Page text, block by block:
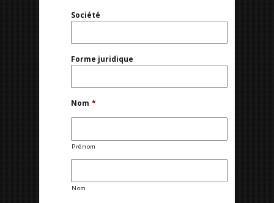
Société
Forme juridique
Nom *
Prénom
Nom